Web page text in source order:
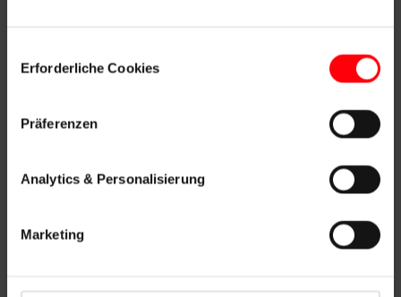
Erforderliche Cookies
Präferenzen
Analytics & Personalisierung
Marketing